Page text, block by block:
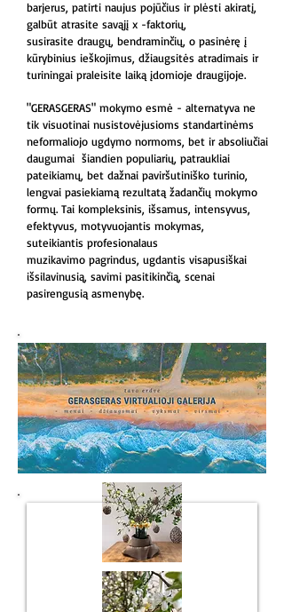
barjerus, patirti naujus pojūčius ir plėsti akiratį,
galbūt atrasite savąjį x -faktorių,
susirasite draugų, bendraminčių, o pasinėrę į
kūrybinius ieškojimus, džiaugsitės atradimais ir
turiningai praleisite laiką įdomioje draugijoje.
"GERASGERAS" mokymo esmė - alternatyva ne
tik visuotinai nusistovėjusioms standartinėms
neformaliojo ugdymo normoms, bet ir absoliučiai
daugumai šiandien populiarių, patraukliai
pateikiamų, bet dažnai paviršutiniško turinio,
lengvai pasiekiamą rezultatą žadančių mokymo
formų. Tai kompleksinis, išsamus, intensyvus,
efektyvus, motyvuojantis mokymas,
suteikiantis profesionalaus
muzikavimo pagrindus, ugdantis visapusiškai
išsilavinusią, savimi pasitikinčią, scenai
pasirengusią asmenybę.